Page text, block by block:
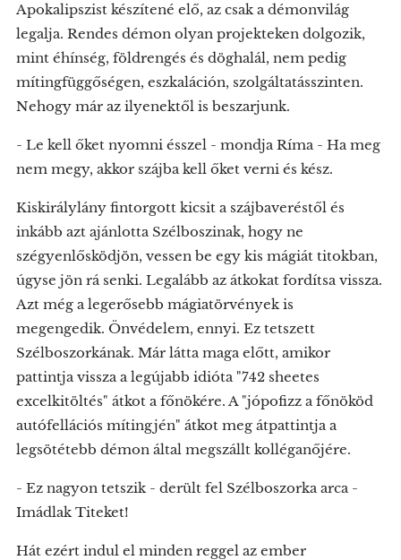
Apokalipszist készítené elő, az csak a démonvilág
legalja. Rendes démon olyan projekteken dolgozik,
mint éhínség, földrengés és döghalál, nem pedig
mítingfüggőségen, eszkaláción, szolgáltatásszinten.
Nehogy már az ilyenektől is beszarjunk.
- Le kell őket nyomni ésszel - mondja Ríma - Ha meg
nem megy, akkor szájba kell őket verni és kész.
Kiskirálylány fintorgott kicsit a szájbaveréstől és
inkább azt ajánlotta Szélboszinak, hogy ne
szégyenlősködjön, vessen be egy kis mágiát titokban,
úgyse jön rá senki. Legalább az átkokat fordítsa vissza.
Azt még a legerősebb mágiatörvények is
megengedik. Önvédelem, ennyi. Ez tetszett
Szélboszorkának. Már látta maga előtt, amikor
pattintja vissza a legújabb idióta "742 sheetes
excelkitöltés" átkot a főnökére. A "jópofizz a főnököd
autófellációs mítingjén" átkot meg átpattintja a
legsötétebb démon által megszállt kolléganőjére.
- Ez nagyon tetszik - derült fel Szélboszorka arca -
Imádlak Titeket!
Hát ezért indul el minden reggel az ember